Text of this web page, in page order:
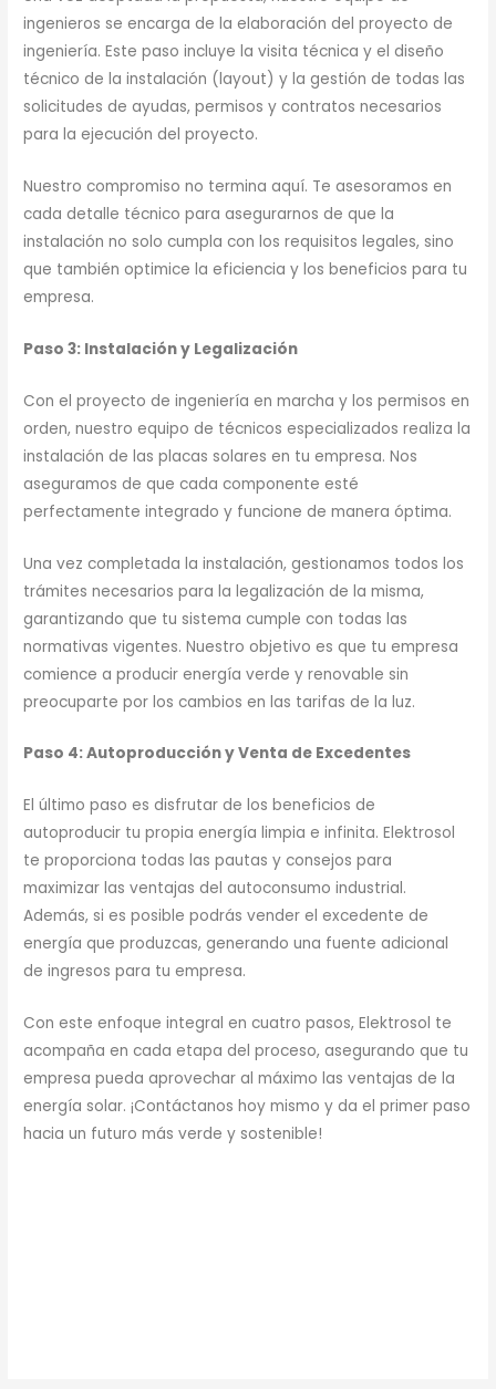
ingenieros se encarga de la elaboración del proyecto de
ingeniería. Este paso incluye la visita técnica y el diseño
técnico de la instalación (layout) y la gestión de todas las
solicitudes de ayudas, permisos y contratos necesarios
para la ejecución del proyecto.
Nuestro compromiso no termina aquí. Te asesoramos en
cada detalle técnico para asegurarnos de que la
instalación no solo cumpla con los requisitos legales, sino
que también optimice la eficiencia y los beneficios para tu
empresa.
Paso 3: Instalación y Legalización
Con el proyecto de ingeniería en marcha y los permisos en
orden, nuestro equipo de técnicos especializados realiza la
instalación de las placas solares en tu empresa. Nos
aseguramos de que cada componente esté
perfectamente integrado y funcione de manera óptima.
Una vez completada la instalación, gestionamos todos los
trámites necesarios para la legalización de la misma,
garantizando que tu sistema cumple con todas las
normativas vigentes. Nuestro objetivo es que tu empresa
comience a producir energía verde y renovable sin
preocuparte por los cambios en las tarifas de la luz.
Paso 4: Autoproducción y Venta de Excedentes
El último paso es disfrutar de los beneficios de
autoproducir tu propia energía limpia e infinita. Elektrosol
te proporciona todas las pautas y consejos para
maximizar las ventajas del autoconsumo industrial.
Además, si es posible podrás vender el excedente de
energía que produzcas, generando una fuente adicional
de ingresos para tu empresa.
Con este enfoque integral en cuatro pasos, Elektrosol te
acompaña en cada etapa del proceso, asegurando que tu
empresa pueda aprovechar al máximo las ventajas de la
energía solar. ¡Contáctanos hoy mismo y da el primer paso
hacia un futuro más verde y sostenible!